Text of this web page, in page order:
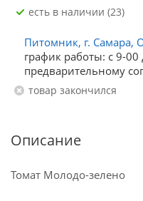
Есть в наличии (23)
Питомник, г. Самара,
график работы: с 9-
предварительному
Товар закончился
Описание
Томат Молодо-зелено